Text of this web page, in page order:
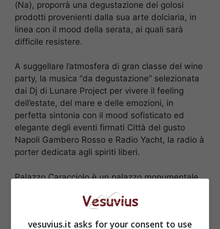
(Na), proporrà una degustazione dei golosi
prodotti provenienti dalla sua arte dolciaria, in
linea con il mood della serata, ai quali sarà
difficile resistere.
A suggellare l’atmosfera di gran classe del wine
party, la musica “da degustazione” selezionata
dai Dj di Lunare Project per vivere il feeling
dell’estate, del mare e delle emozioni, in
perfetta sintonia con il mood sofisticato ed
elegante degli eventi firmati Città del gusto
Napoli Gambero Rosso e Radio Yacht, la radio à
porter dedicata agli spiriti liberi.
Palazzo Caracciolo è un palazzo monumentale
Napoli. L’edificio fu eretto dai principi di
anche la residenza del Re di Napoli Gioacchino
vesuvius.it asks for your consent to use